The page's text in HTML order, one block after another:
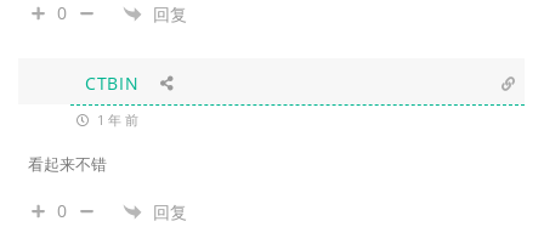
0 回复
CTBIN
1 年 前
看起来不错
0 回复